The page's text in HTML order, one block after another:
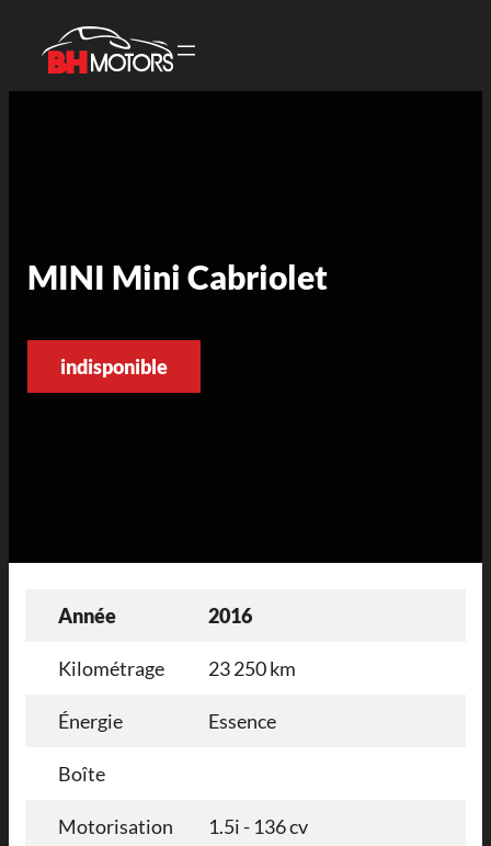
MINI Mini Cabriolet
indisponible
Année 2016
Kilométrage 23 250 km
Énergie Essence
Boîte
Motorisation 1.5i - 136 cv